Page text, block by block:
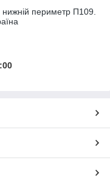
периметр П109.